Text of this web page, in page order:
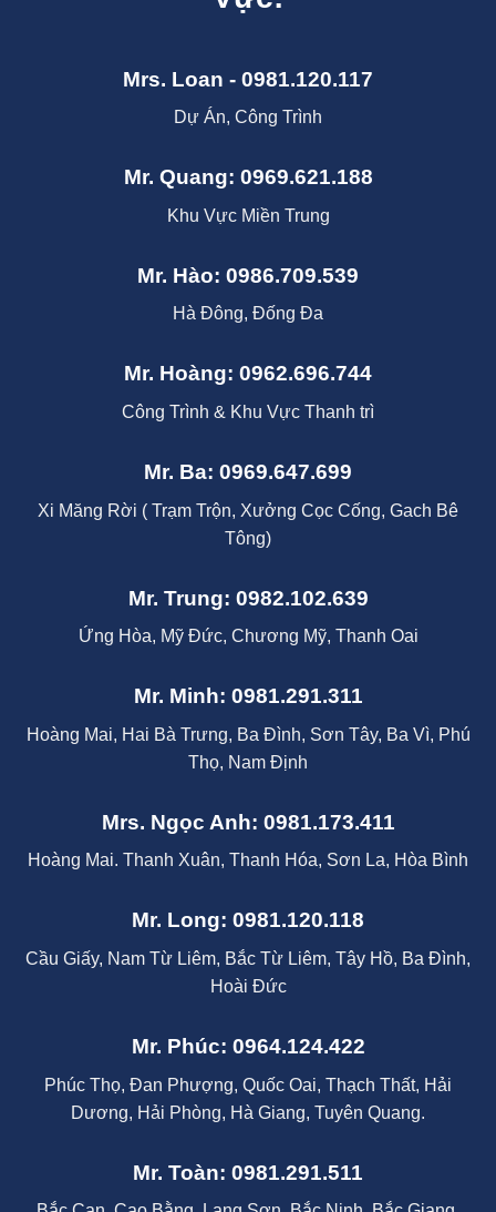
Mrs. Loan - 0981.120.117
Dự Án, Công Trình
Mr. Quang: 0969.621.188
Khu Vực Miền Trung
Mr. Hào: 0986.709.539
Hà Đông, Đống Đa
Mr. Hoàng: 0962.696.744
Công Trình & Khu Vực Thanh trì
Mr. Ba: 0969.647.699
Xi Măng Rời ( Trạm Trộn, Xưởng Cọc Cống, Gach Bê
Tông)
Mr. Trung: 0982.102.639
Ứng Hòa, Mỹ Đức, Chương Mỹ, Thanh Oai
Mr. Minh: 0981.291.311
Hoàng Mai, Hai Bà Trưng, Ba Đình, Sơn Tây, Ba Vì, Phú
Thọ, Nam Định
Mrs. Ngọc Anh: 0981.173.411
Hoàng Mai. Thanh Xuân, Thanh Hóa, Sơn La, Hòa Bình
Mr. Long: 0981.120.118
Cầu Giấy, Nam Từ Liêm, Bắc Từ Liêm, Tây Hồ, Ba Đình,
Hoài Đức
Mr. Phúc: 0964.124.422
Phúc Thọ, Đan Phượng, Quốc Oai, Thạch Thất, Hải
Dương, Hải Phòng, Hà Giang, Tuyên Quang.
Mr. Toàn: 0981.291.511